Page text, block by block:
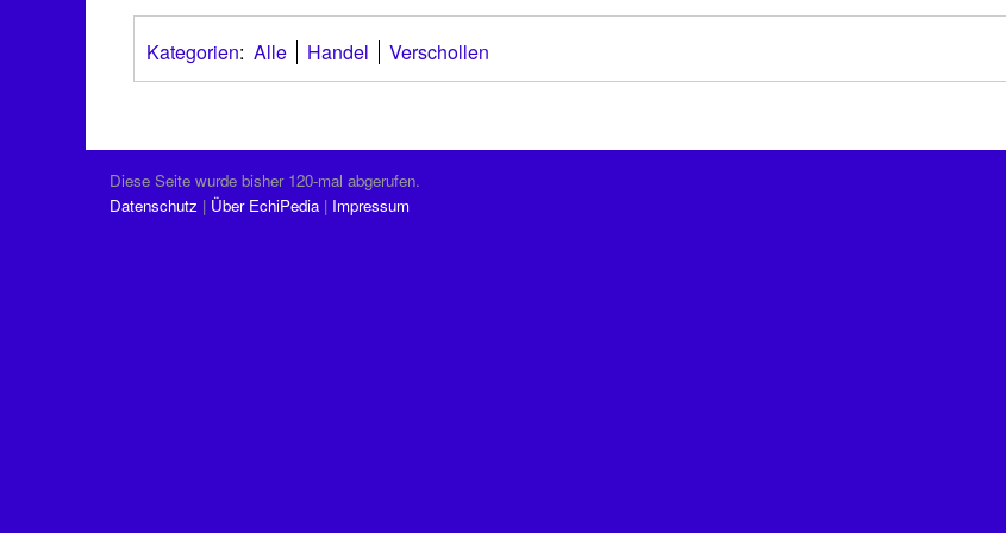
Kategorien: Alle Handel Verschollen
Diese Seite wurde bisher 120-mal abgerufen.
Datenschutz
Über EchiPedia Impressum